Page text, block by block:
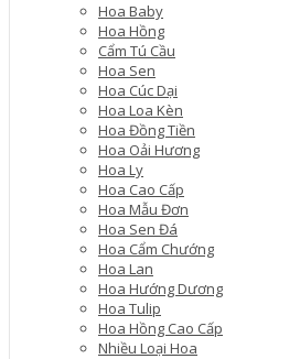
Hoa Baby
Hoa Hồng
Cẩm Tú Cầu
Hoa Sen
Hoa Cúc Dại
Hoa Loa Kèn
Hoa Đồng Tiền
Hoa Oải Hương
Hoa Ly
Hoa Cao Cấp
Hoa Mẫu Đơn
Hoa Sen Đá
Hoa Cẩm Chướng
Hoa Lan
Hoa Hướng Dương
Hoa Tulip
Hoa Hồng Cao Cấp
Nhiều Loại Hoa